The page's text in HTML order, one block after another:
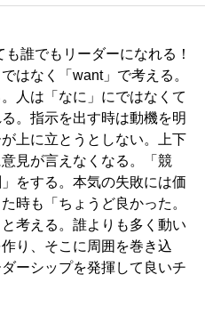
も誰でもリーダーになれる！
はなく「want」で考える。
人は「なに」にではなくて
る。指示を出す時は動機を明
上に立とうとしない。上下
見が言えなくなる。「競
をする。本気の失敗には価
時も「ちょうど良かった。
考える。誰よりも多く動い
り、そこに周囲を巻き込
ーシップを発揮して良いチ